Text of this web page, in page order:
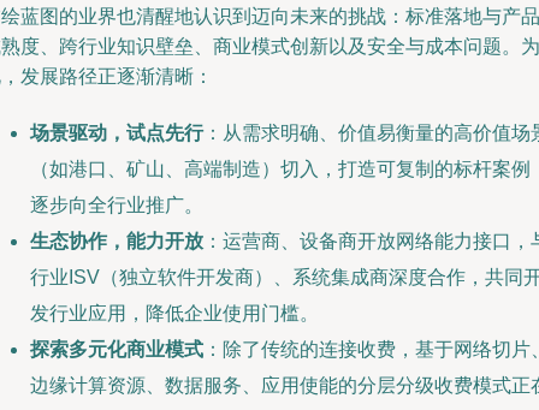
蓝图的业界也清醒地认识到迈向未来的挑战：标准落地与产品
度、跨行业知识壁垒、商业模式创新以及安全与成本问题。为
发展路径正逐渐清晰：
场景驱动，试点先行：从需求明确、价值易衡量的高价值场
（如港口、矿山、高端制造）切入，打造可复制的标杆案例
逐步向全行业推广。
生态协作，能力开放 ：运营商、设备商开放网络能力接口，
行业ISV（独立软件开发商）、系统集成商深度合作，共同
发行业应用，降低企业使用门槛。
探索多元化商业模式 ：除了传统的连接收费，基于网络切片
边缘计算资源、数据服务、应用使能的分层分级收费模式正